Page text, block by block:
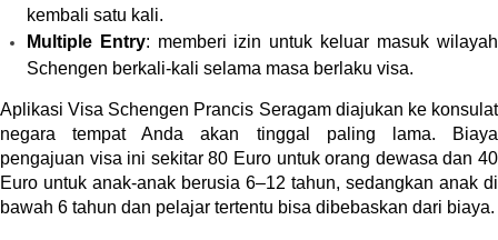
kembali satu kali.
Multiple Entry: memberi izin untuk keluar masuk wilayah
Schengen berkali-kali selama masa berlaku visa.
Aplikasi Visa Schengen Prancis Seragam diajukan ke konsulat
negara tempat Anda akan tinggal paling lama. Biaya
pengajuan visa ini sekitar 80 Euro untuk orang dewasa dan 40
Euro untuk anak-anak berusia 6–12 tahun, sedangkan anak di
bawah 6 tahun dan pelajar tertentu bisa dibebaskan dari biaya.